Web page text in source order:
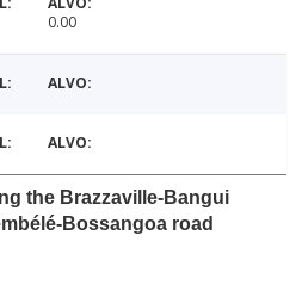
0.00
the Brazzaville-Bangui
Bossangoa road